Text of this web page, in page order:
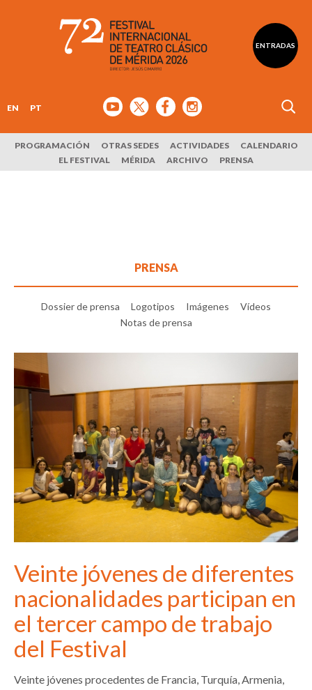
ENTRADAS
EN PT
PROGRAMACIÓN OTRAS SEDES ACTIVIDADES
CALENDARIO
EL FESTIVAL
MÉRIDA ARCHIVO PRENSA
PRENSA
Dossier de prensa Logotipos Imágenes
Vídeos
Notas de prensa
Veinte jóvenes de diferentes
nacionalidades participan en
el tercer campo de trabajo
del Festival
Veinte jóvenes procedentes de Francia, Turquía, Armenia,